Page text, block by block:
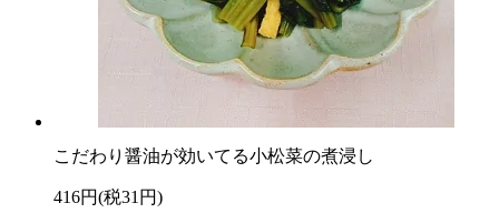
こだわり醤油が効いてる小松菜の煮浸し
416円(税31円)